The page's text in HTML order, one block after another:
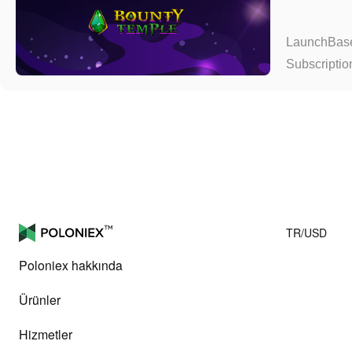
TR/USD
Poloniex hakkında
Ürünler
Hizmetler